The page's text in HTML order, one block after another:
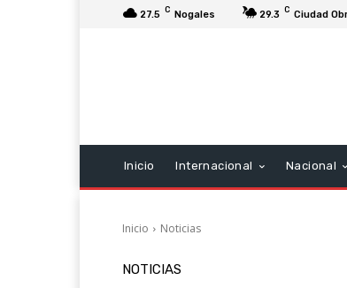
27.5 C Nogales 29.3 C Ciudad
Inicio Internacional Nacional
Inicio Noticias
NOTICIAS